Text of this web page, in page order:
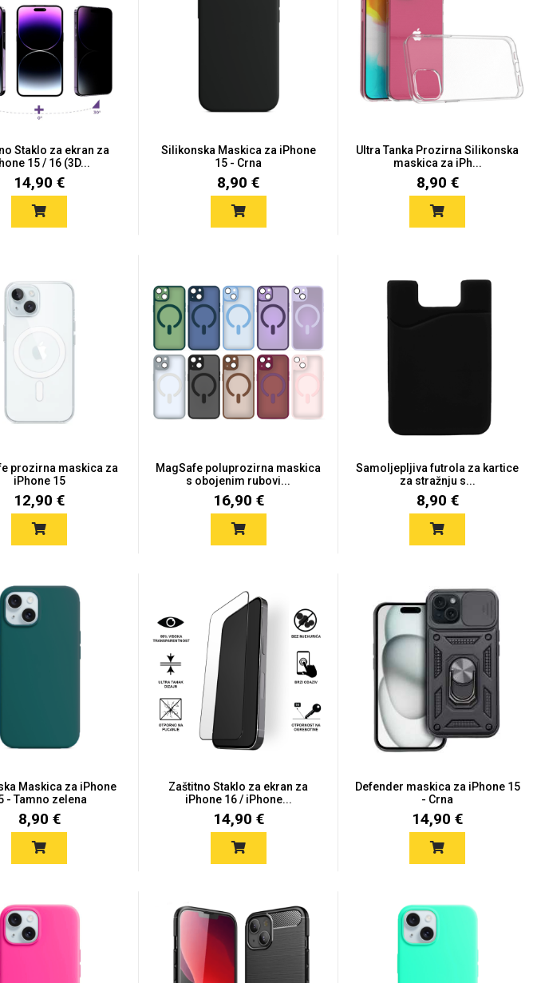
Staklo za ekran za
15 / 16 (3D...
14,90 €
Silikonska Maskica za iPhone
15 - Crna
8,90 €
Ultra Tanka Prozirna Silikonska
maskica za iPh...
8,90 €
prozirna maskica za
iPhone 15
12,90 €
MagSafe poluprozirna maskica
s obojenim rubovi...
16,90 €
Samoljepljiva futrola za kartice
za stražnju s...
8,90 €
Maskica za iPhone
- Tamno zelena
8,90 €
Zaštitno Staklo za ekran za
iPhone 16 / iPhone...
14,90 €
Defender maskica za iPhone 15
- Crna
14,90 €